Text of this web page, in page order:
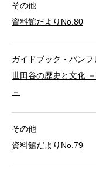
その他
資料館だよりNo.80
ガイドブック・パンフ
世田谷の歴史と文化
－
その他
資料館だよりNo.79